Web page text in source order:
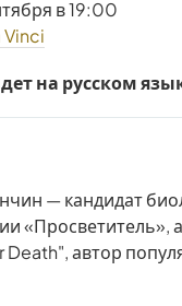
в 19:00
Vinci
на русском
— кандидат
«Просветитель»,
автор